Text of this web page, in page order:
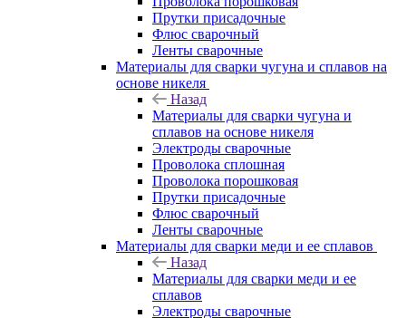
Прутки присадочные
Флюс сварочный
Ленты сварочные
Материалы для сварки чугуна и сплавов на
основе никеля
Назад
Материалы для сварки чугуна и
сплавов на основе никеля
Электроды сварочные
Проволока сплошная
Проволока порошковая
Прутки присадочные
Флюс сварочный
Ленты сварочные
Материалы для сварки меди и ее сплавов
Назад
Материалы для сварки меди и ее
сплавов
Электроды сварочные